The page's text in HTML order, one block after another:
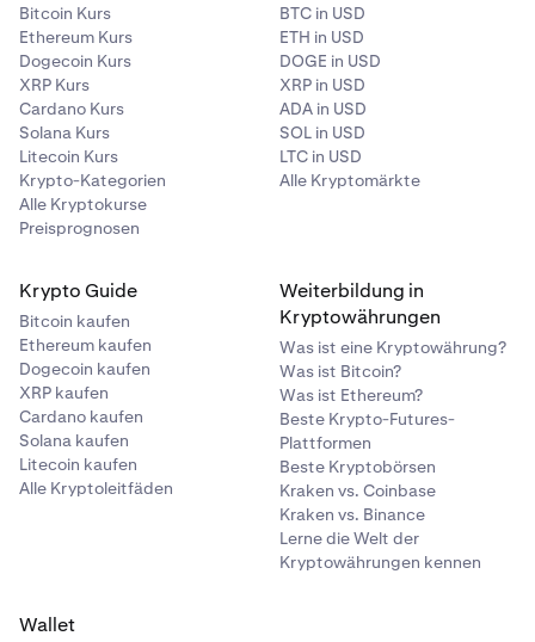
Bitcoin Kurs
Ethereum Kurs
Dogecoin Kurs
XRP Kurs
Cardano Kurs
Solana Kurs
Litecoin Kurs
Krypto-Kategorien
Alle Kryptokurse
Preisprognosen
BTC in USD
ETH in USD
DOGE in USD
XRP in USD
ADA in USD
SOL in USD
LTC in USD
Alle Kryptomärkte
Krypto Guide
Bitcoin kaufen
Ethereum kaufen
Dogecoin kaufen
XRP kaufen
Cardano kaufen
Solana kaufen
Litecoin kaufen
Alle Kryptoleitfäden
Weiterbildung in
Kryptowährungen
Was ist eine Kryptowährung?
Was ist Bitcoin?
Was ist Ethereum?
Beste Krypto-Futures-
Plattformen
Beste Kryptobörsen
Kraken vs. Coinbase
Kraken vs. Binance
Lerne die Welt der
Kryptowährungen kennen
Wallet